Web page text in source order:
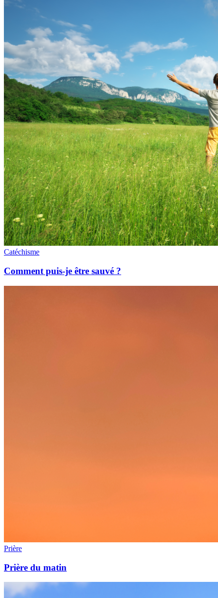
Catéchisme
Comment puis-je être sauvé ?
Prière
Prière du matin